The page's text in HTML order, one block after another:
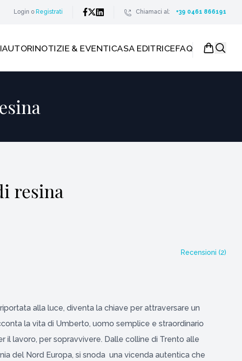
Login o Registrati Chiamaci al: +39 0461 866191
AUTORINOTIZIE & EVENTICASA EDITRICEFAQ
resina
Recensioni (2)
alla luce, diventa la chiave per attraversare un
la vita di Umberto, uomo semplice e straordinario
il lavoro, per sopravvivere. Dalle colline di Trento alle
del Nord Europa, si snoda una vicenda autentica che